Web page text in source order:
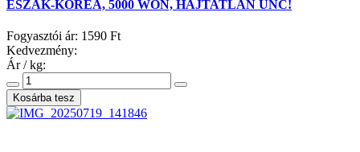
ÉSZAK-KÓREA, 5000 WON, HAJTATLAN UNC!
Fogyasztói ár: 1590 Ft
Kedvezmény:
Ár / kg: